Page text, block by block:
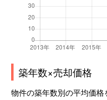
築年数×売却価格
物件の築年数別の平均価格